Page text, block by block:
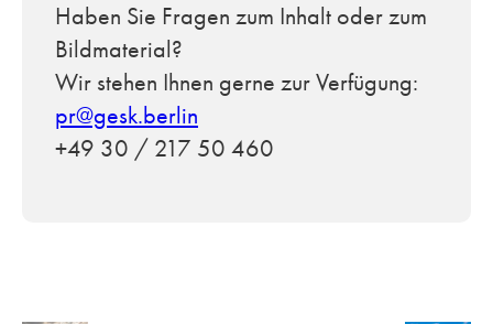
Haben Sie Fragen zum Inhalt oder zum
Bildmaterial?
Wir stehen Ihnen gerne zur Verfügung:
pr@gesk.berlin
+49 30 / 217 50 460